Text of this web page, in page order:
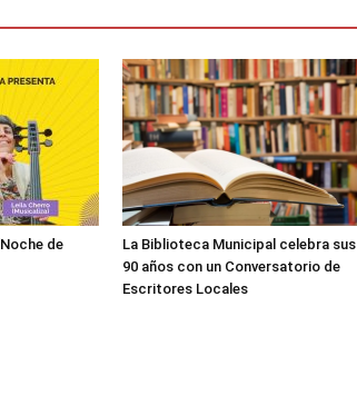
de
La Biblioteca Municipal celebra sus
90 años con un Conversatorio de
Escritores Locales